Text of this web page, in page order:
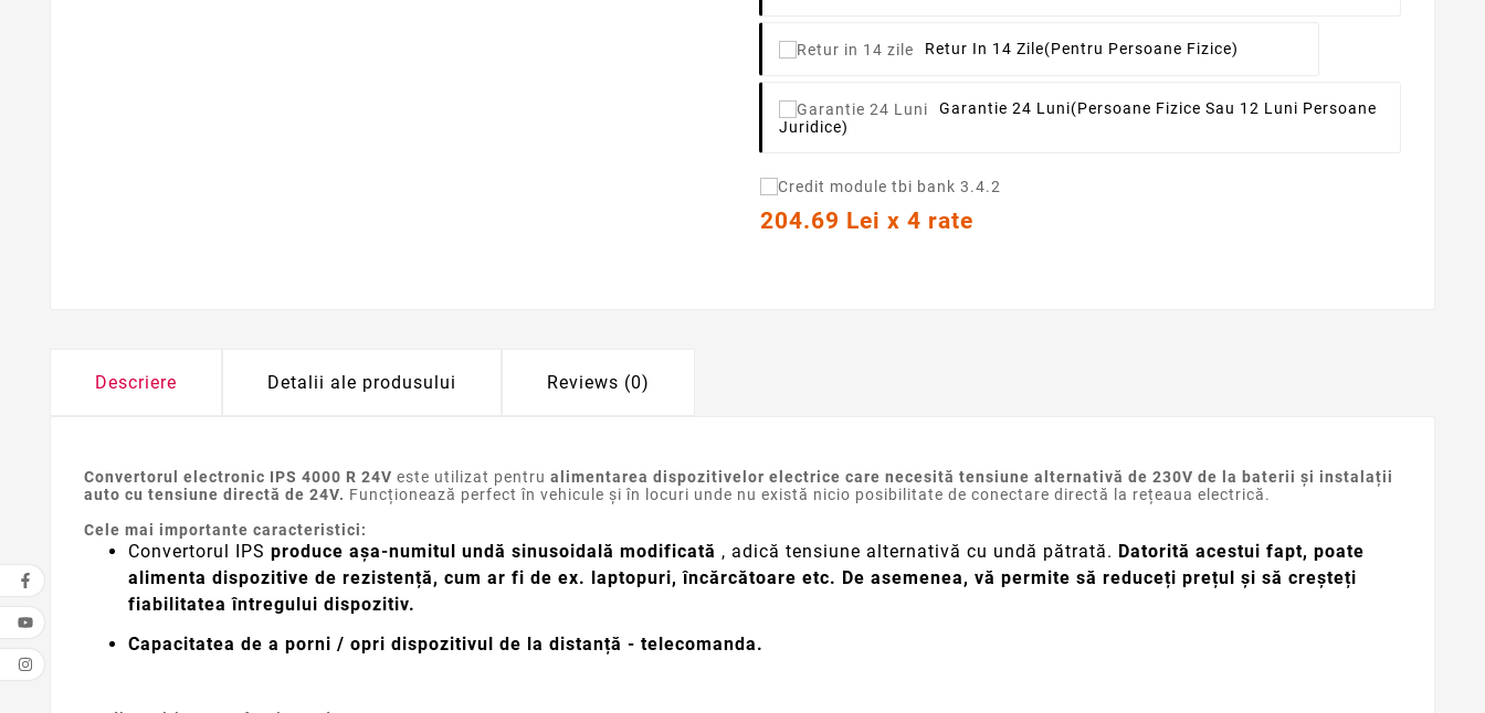
Retur In 14 Zile(pentru Persoane Fizice)
Garantie 24 Luni(persoane Fizice Sau 12 Luni Persoane
Juridice)
204.69 Lei x 4 rate
Descriere Detalii ale produsului Reviews (0)
Convertorul electronic IPS 4000 R 24V este utilizat pentru alimentarea dispozitivelor electrice care necesită tensiune alternativă de 230V de la baterii și instalații
auto cu tensiune directă de 24V. Funcționează perfect în vehicule și în locuri unde nu există nicio posibilitate de conectare directă la rețeaua electrică.
Cele mai importante caracteristici:
Convertorul IPS produce așa-numitul undă sinusoidală modificată , adică tensiune alternativă cu undă pătrată. Datorită acestui fapt, poate
alimenta dispozitive de rezistență, cum ar fi de ex. laptopuri, încărcătoare etc. De asemenea, vă permite să reduceți prețul și să creșteți
fiabilitatea întregului dispozitiv.
Capacitatea de a porni / opri dispozitivul de la distanță - telecomanda.